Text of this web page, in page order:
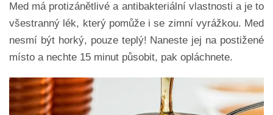
Med má protizánětlivé a antibakteriální vlastnosti a je to
všestranný lék, který pomůže i se zimní vyrážkou. Med
nesmí být horký, pouze teplý! Naneste jej na postižené
místo a nechte 15 minut působit, pak opláchnete.